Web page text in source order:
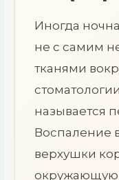
Иногда
не с самим
тканями
называется
Воспаление
верхушки
окружающую